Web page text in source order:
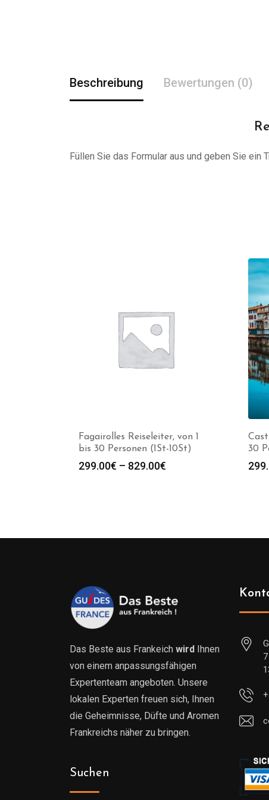
Beschreibung Bewertungen (0)
Füllen Sie das Formular aus und geben Sie ein
Fagairolles Reiseleiter, von 1
bis 30 Personen (1St-10St)
299.00€ – 829.00€
30
Das Beste aus Frankeich wird Ihnen
von einem anpassungsfähigen
Expertenteam angeboten. Unsere
lokalen Experten freuen sich, Ihnen
die Geheimnisse, Düfte und Aromen
Frankreichs näher zu bringen.
Suchen